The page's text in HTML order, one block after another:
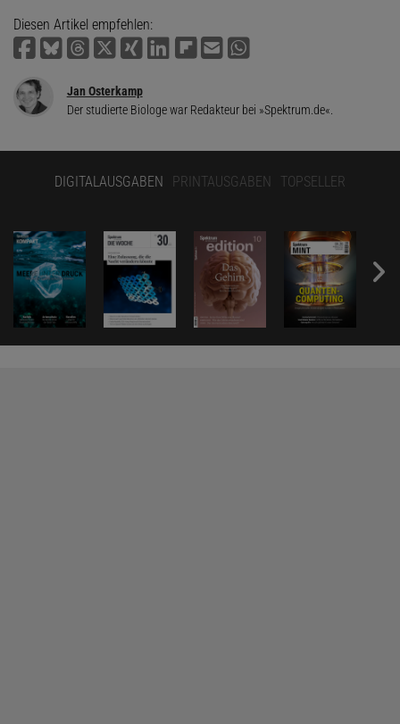
Diesen Artikel empfehlen:
Jan Osterkamp
Der studierte Biologe war Redakteur bei »Spektrum.de«.
DIGITALAUSGABEN PRINTAUSGABEN TOPSELLER